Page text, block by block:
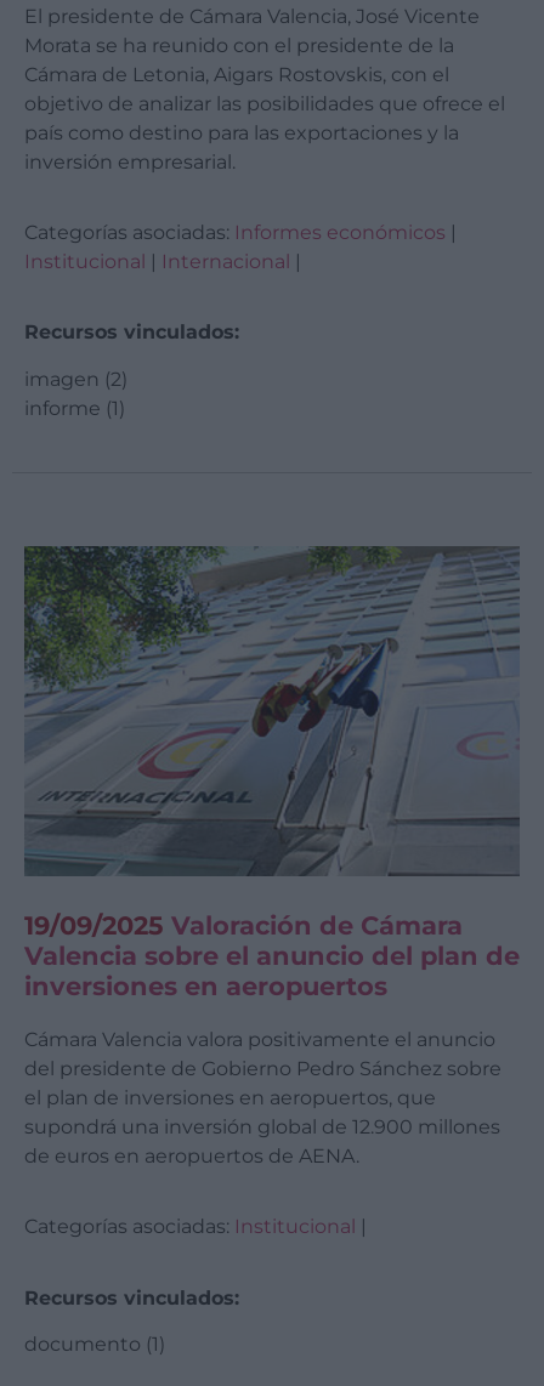
El presidente de Cámara Valencia, José Vicente
Morata se ha reunido con el presidente de la
Cámara de Letonia, Aigars Rostovskis, con el
objetivo de analizar las posibilidades que ofrece el
país como destino para las exportaciones y la
inversión empresarial.
Categorías asociadas: Informes económicos |
Institucional | Internacional |
Recursos vinculados:
imagen (2)
informe (1)
19/09/2025 Valoración de Cámara
Valencia sobre el anuncio del plan de
inversiones en aeropuertos
Cámara Valencia valora positivamente el anuncio
del presidente de Gobierno Pedro Sánchez sobre
el plan de inversiones en aeropuertos, que
supondrá una inversión global de 12.900 millones
de euros en aeropuertos de AENA.
Categorías asociadas: Institucional
Recursos vinculados:
documento (1)